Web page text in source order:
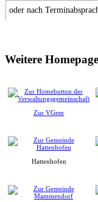
oder nach
Weitere
Zur VGem
Hattenhofen